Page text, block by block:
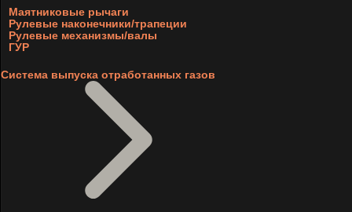
Маятниковые рычаги
Рулевые наконечники/трапеции
Рулевые механизмы/валы
ГУР
Система выпуска отработанных газов